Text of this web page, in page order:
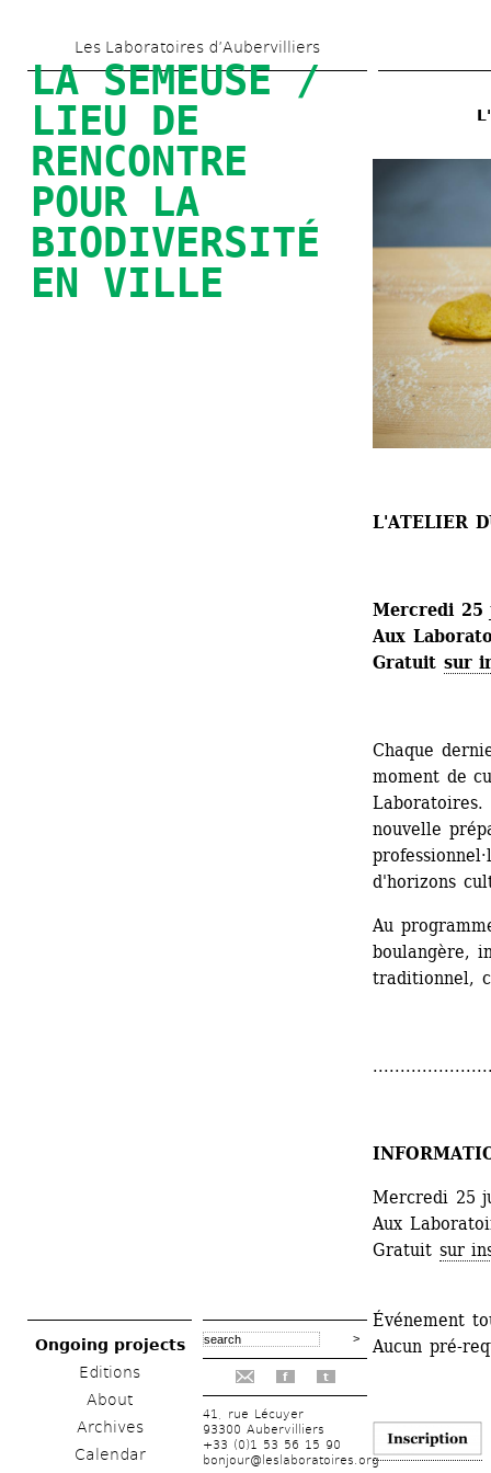
to
main
content
Les Laboratoires d’Aubervilliers
LA SEMEUSE /
LIEU DE
RENCONTRE
POUR LA
BIODIVERSITÉ
EN VILLE
Ongoing projects
Editions
About
Archives
Calendar
f t
41, rue Lécuyer
93300 Aubervilliers
+33 (0)1 53 56 15 90
bonjour@leslaboratoires.org
L'ATELIER
Mercredi 25
Aux
Gratuit sur
Chaque
moment de
Laboratoires.
nouvelle
d'horizons
Au
boulangère,
traditionnel,
Mercredi 25
Aux
Gratuit sur
Événement
Aucun pré-